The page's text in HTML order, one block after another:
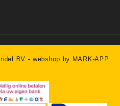
BV -webshop by MARK-APP